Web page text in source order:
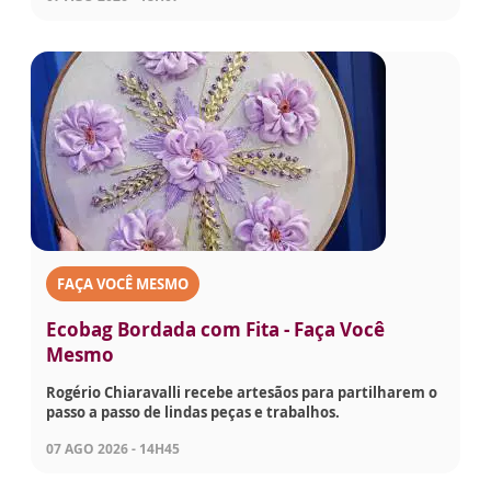
FAÇA VOCÊ MESMO
Ecobag Bordada com Fita - Faça Você
Mesmo
Rogério Chiaravalli recebe artesãos para partilharem o
passo a passo de lindas peças e trabalhos.
07 AGO 2026 - 14H45